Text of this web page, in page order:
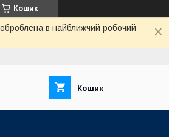
Кошик
в найближчий робочий
Кошик